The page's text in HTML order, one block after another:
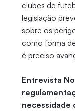
clubes de
legislação
sobre os
como forma
é preciso
Entrevista
necessidade